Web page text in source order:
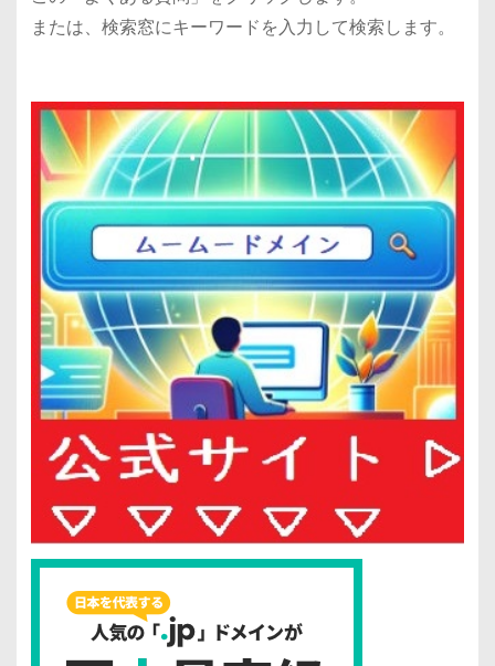
または、検索窓にキーワードを入力して検索します。